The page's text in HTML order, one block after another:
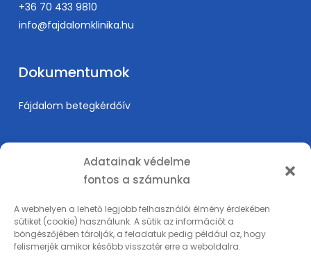
Adatainak védelme
fontos a számunka
A webhelyen a lehető legjobb felhasználói élmény érdekében
sütiket (cookie) használunk. A sütik az információt a
böngészőjében tárolják, a feladatuk pedig például az, hogy
felismerjék amikor később visszatér erre a weboldalra.
+36 70 433 9810
info@fajdalomklinika.hu
Dokumentumok
Fájdalom betegkérdőív
Információk
Karrier
Orvosképzés
Adatkezelési tájékoztató